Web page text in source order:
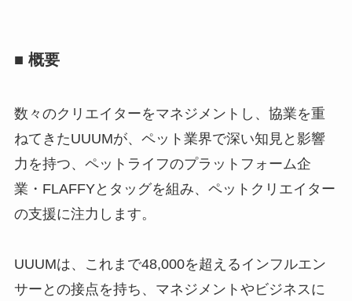
■ 概要
数々のクリエイターをマネジメントし、協業を重
ねてきたUUUMが、ペット業界で深い知見と影響
力を持つ、ペットライフのプラットフォーム企
業・FLAFFYとタッグを組み、ペットクリエイター
の支援に注力します。
UUUMは、これまで48,000を超えるインフルエン
サーとの接点を持ち、マネジメントやビジネスに